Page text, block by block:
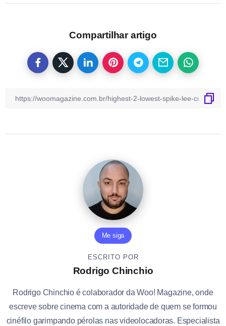
Compartilhar artigo
Me siga
ESCRITO POR
Rodrigo Chinchio
Rodrigo Chinchio é colaborador da Woo! Magazine, onde
escreve sobre cinema com a autoridade de quem se formou
cinéfilo garimpando pérolas nas videolocadoras. Especialista